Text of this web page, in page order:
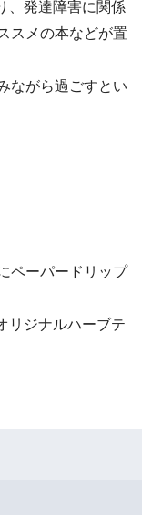
、発達障害に関係
スメの本などが置
ながら過ごすとい
ペーパードリップ
リジナルハーブテ